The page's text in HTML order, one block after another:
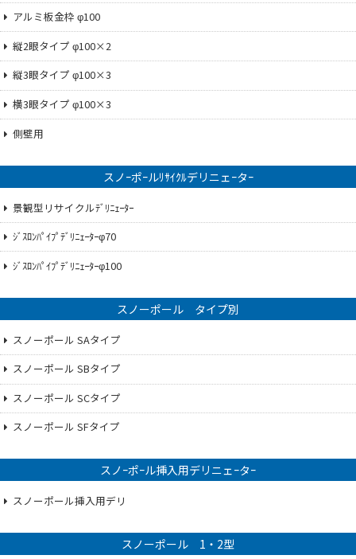
アルミ板金枠 φ100
縦2眼タイプ φ100×2
縦3眼タイプ φ100×3
横3眼タイプ φ100×3
側壁用
スノｰポｰルﾘｻｲｸﾙデリニェｰタｰ
景観型リサイクルﾃﾞﾘﾆｪｰﾀｰ
ｼﾞｽﾛﾝﾊﾟｲﾌﾟﾃﾞﾘﾆｪｰﾀｰφ70
ｼﾞｽﾛﾝﾊﾟｲﾌﾟﾃﾞﾘﾆｪｰﾀｰφ100
スノーポール タイプ別
スノーポール SAタイプ
スノーポール SBタイプ
スノーポール SCタイプ
スノーポール SFタイプ
スノｰポｰル挿入用デリニェｰタｰ
スノーポール挿入用デリ
スノーポール 1・2型